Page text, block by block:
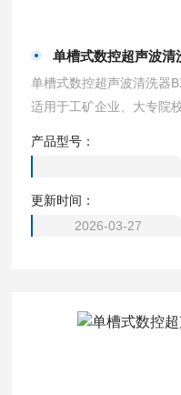
单槽式数控超声波清
单槽式数控超声波清洗器
适用于工矿企业、大专院
全可靠。
产品型号：
更新时间：
2026-03-27